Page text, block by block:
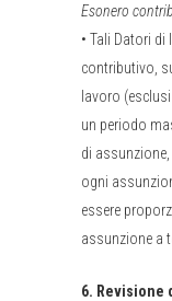
Esonero
• Tali Datori di
contributivo,
lavoro
un periodo
di
ogni
essere
assunzione a
6. Revisione